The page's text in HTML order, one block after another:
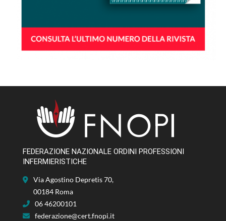
FEDERAZIONE NAZIONALE ORDINI PROFESSIONI
INFERMIERISTICHE
Via Agostino Depretis 70,
00184 Roma
06 46200101
federazione@cert.fnopi.it